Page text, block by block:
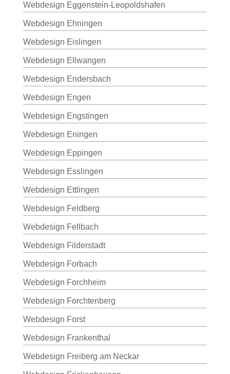
Webdesign Eggenstein-Leopoldshafen
Webdesign Ehningen
Webdesign Eislingen
Webdesign Ellwangen
Webdesign Endersbach
Webdesign Engen
Webdesign Engstingen
Webdesign Eningen
Webdesign Eppingen
Webdesign Esslingen
Webdesign Ettlingen
Webdesign Feldberg
Webdesign Fellbach
Webdesign Filderstadt
Webdesign Forbach
Webdesign Forchheim
Webdesign Forchtenberg
Webdesign Forst
Webdesign Frankenthal
Webdesign Freiberg am Neckar